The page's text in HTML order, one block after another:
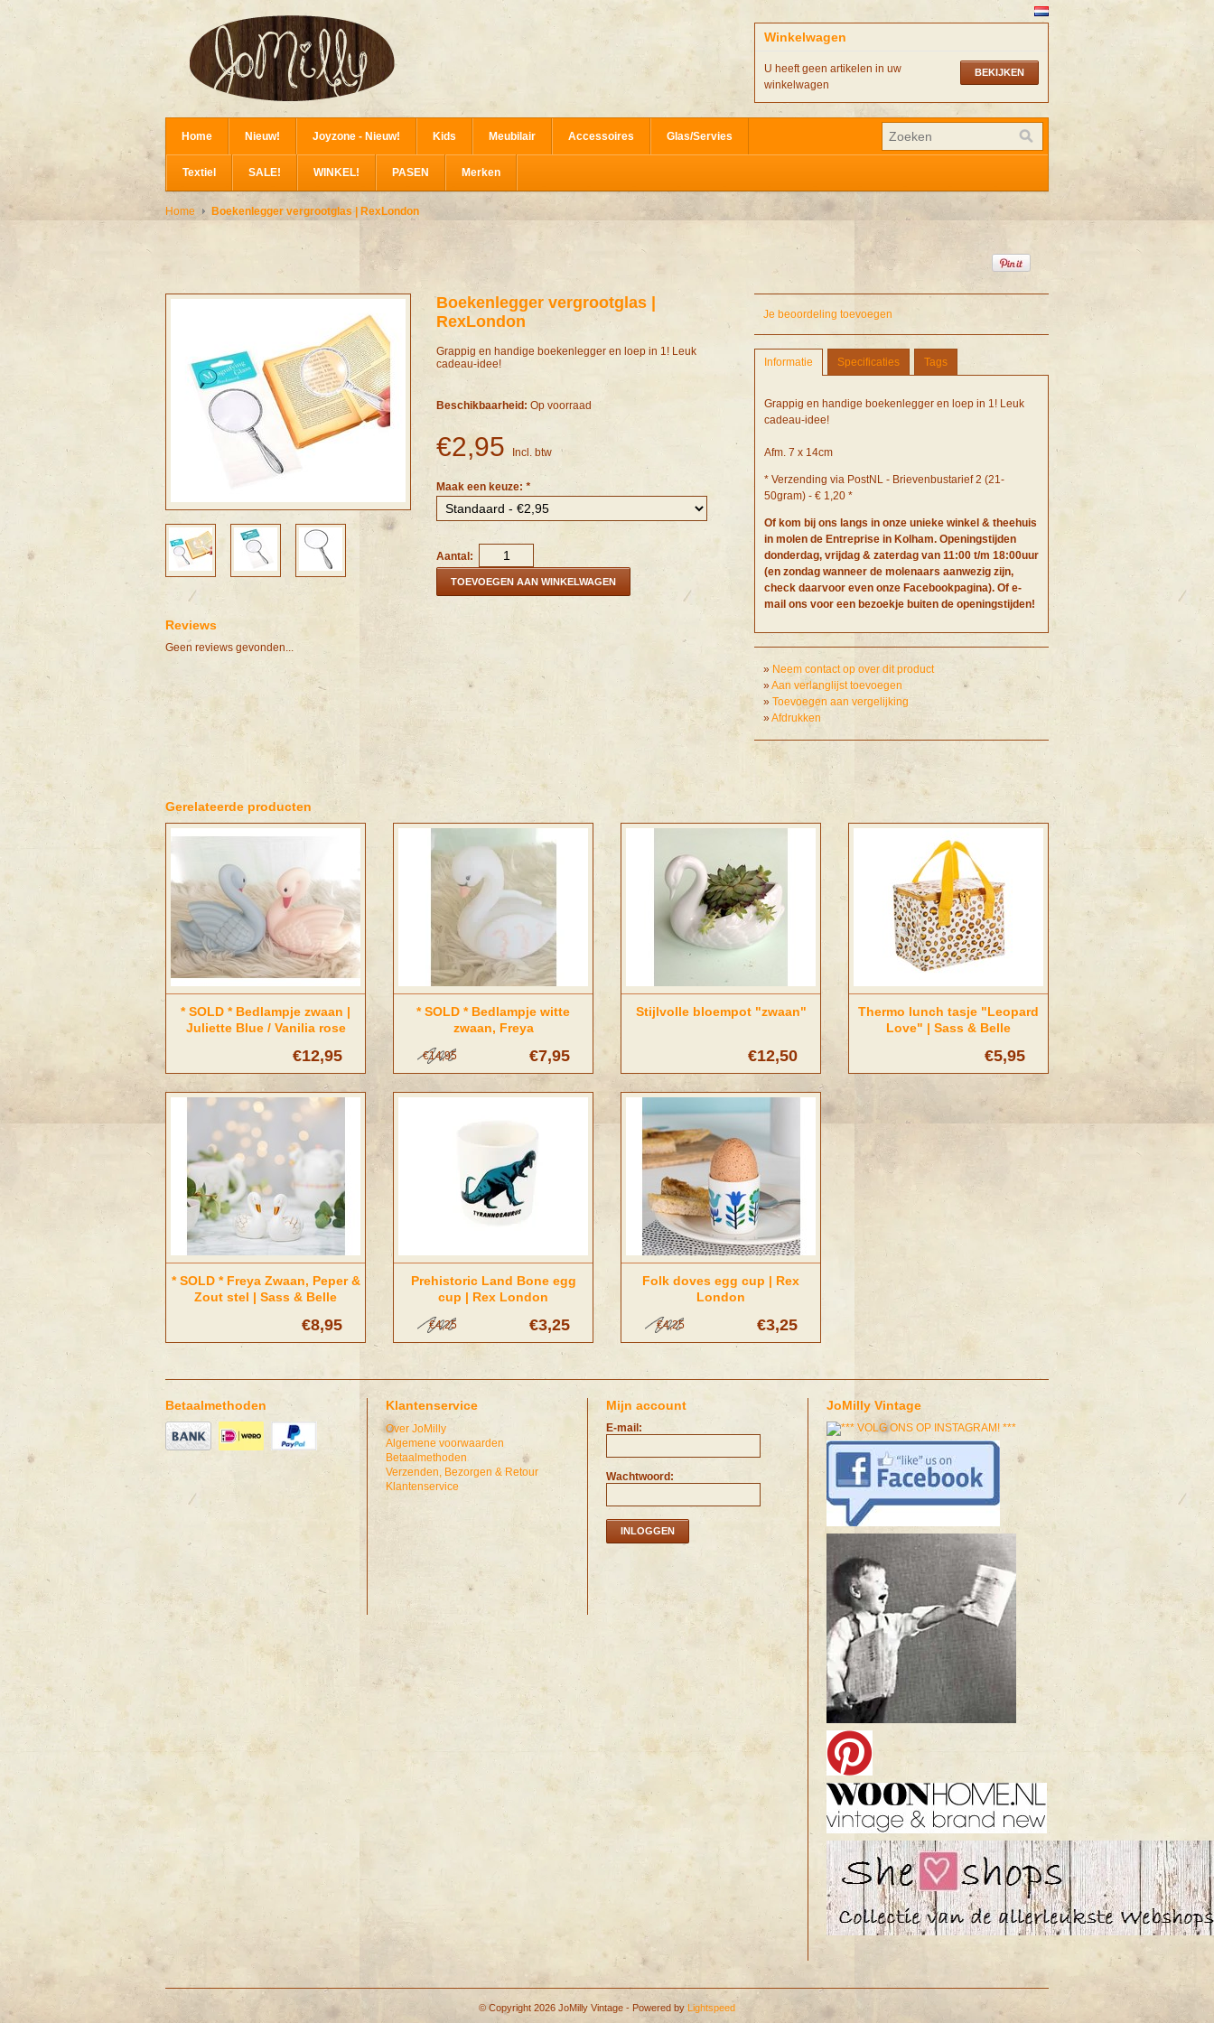
Winkelwagen
BEKIJKEN
U heeft geen artikelen in uw
winkelwagen
Home Nieuw! Joyzone - Nieuw! Kids Meubilair Accessoires Glas/Servies
Textiel SALE! WINKEL! PASEN Merken
Home Boekenlegger vergrootglas | RexLondon
Boekenlegger vergrootglas |
RexLondon
Grappig en handige boekenlegger en loep in 1! Leuk
cadeau-idee!
Beschikbaarheid: Op voorraad
€2,95 Incl. btw
Maak een keuze: *
Aantal:
TOEVOEGEN AAN WINKELWAGEN
Reviews
Geen reviews gevonden...
Je beoordeling toevoegen
Informatie Specificaties Tags
Grappig en handige boekenlegger en loep in 1! Leuk
cadeau-idee!
Afm. 7 x 14cm
* Verzending via PostNL - Brievenbustarief 2 (21-
50gram) - € 1,20 *
Of kom bij ons langs in onze unieke winkel & theehuis
in molen de Entreprise in Kolham. Openingstijden
donderdag, vrijdag & zaterdag van 11:00 t/m 18:00uur
(en zondag wanneer de molenaars aanwezig zijn,
check daarvoor even onze Facebookpagina). Of e-
mail ons voor een bezoekje buiten de openingstijden!
» Neem contact op over dit product
»Aan verlanglijst toevoegen
» Toevoegen aan vergelijking
»Afdrukken
Gerelateerde producten
* SOLD * Bedlampje zwaan |
Juliette Blue / Vanilia rose
€12,95
* SOLD * Bedlampje witte
zwaan, Freya
€7,95
€14,95
Stijlvolle bloempot "zwaan"
€12,50
Thermo lunch tasje "Leopard
Love" | Sass & Belle
€5,95
* SOLD * Freya Zwaan, Peper &
Zout stel | Sass & Belle
€8,95
Prehistoric Land Bone egg
cup | Rex London
€3,25
€4,25
Folk doves egg cup | Rex
London
€3,25
€4,25
Betaalmethoden Klantenservice
Over JoMilly
Algemene voorwaarden
Betaalmethoden
Verzenden, Bezorgen & Retour
Klantenservice
Mijn account
E-mail:
Wachtwoord:
INLOGGEN
JoMilly Vintage
© Copyright 2026 JoMilly Vintage - Powered by Lightspeed